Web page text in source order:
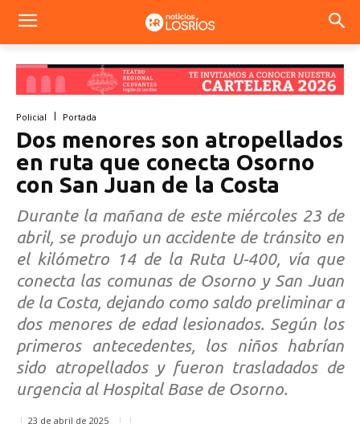
Policial Portada
Dos menores son atropellados
en ruta que conecta Osorno
con San Juan de la Costa
Durante la mañana de este miércoles 23 de
abril, se produjo un accidente de tránsito en
el kilómetro 14 de la Ruta U-400, vía que
conecta las comunas de Osorno y San Juan
de la Costa, dejando como saldo preliminar a
dos menores de edad lesionados. Según los
primeros antecedentes, los niños habrían
sido atropellados y fueron trasladados de
urgencia al Hospital Base de Osorno.
23 de abril de 2025